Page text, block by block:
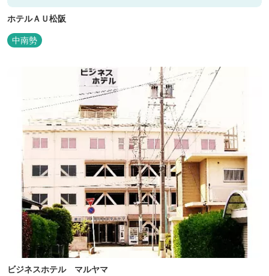
ホテルＡＵ松阪
中南勢
ビジネスホテル マルヤマ